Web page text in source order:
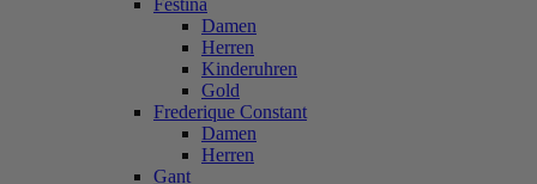
Festina
Damen
Herren
Kinderuhren
Gold
Frederique Constant
Damen
Herren
Gant